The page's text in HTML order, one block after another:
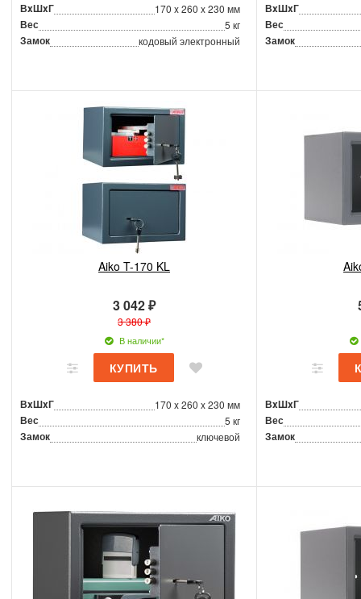
ВxШxГ 170 x 260 x 230 мм
Вес 5 кг
Замок кодовый электронный
ВxШxГ
Вес
Замок
Aiko T-170 KL
3 042 ₽
3 380 ₽
В наличии*
ВxШxГ 170 x 260 x 230 мм
Вес 5 кг
Замок ключевой
ВxШxГ
Вес
Замок